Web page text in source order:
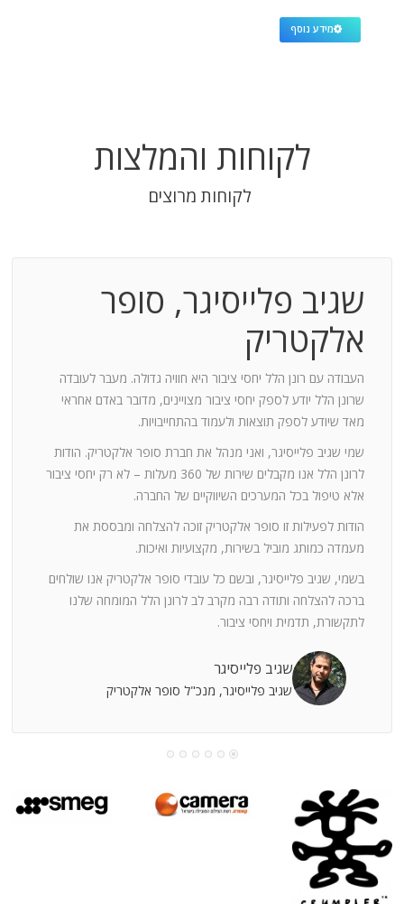
מידע נוסף
לקוחות והמלצות
לקוחות מרוצים
שגיב פלייסיגר, סופר
אלקטריק
העבודה עם רונן הלל יחסי ציבור היא חוויה גדולה. מעבר לעובדה
שרונן הלל יודע לספק יחסי ציבור מצויינים, מדובר באדם אחראי
מאד שיודע לספק תוצאות ולעמוד בהתחייבויות.
שמי שגיב פלייסיגר, ואני מנהל את חברת סופר אלקטריק. הודות
לרונן הלל אנו מקבלים שירות של 360 מעלות – לא רק יחסי ציבור
אלא טיפול בכל המערכים השיווקיים של החברה.
הודות לפעילות זו סופר אלקטריק זוכה להצלחה ומבססת את
מעמדה כמותג מוביל בשירות, מקצועיות ואיכות.
בשמי, שגיב פלייסיגר, ובשם כל עובדי סופר אלקטריק אנו שולחים
ברכה להצלחה ותודה רבה מקרב לב לרונן הלל המומחה שלנו
לתקשורת, תדמית ויחסי ציבור.
שגיב פלייסיגר
שגיב פלייסיגר, מנכ"ל סופר אלקטריק